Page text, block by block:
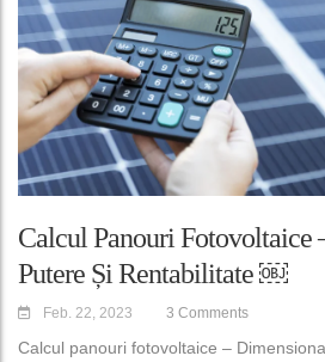
Calcul Panouri Fotovoltaice
Putere Și Rentabilitate ￼
Feb. 22, 2023 3 Comments
Calcul panouri fotovoltaice –